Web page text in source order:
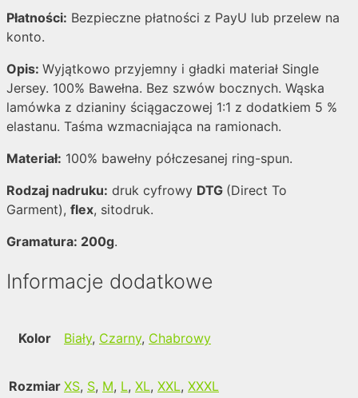
Płatności: Bezpieczne płatności z PayU lub przelew na
konto.
Opis: Wyjątkowo przyjemny i gładki materiał Single
Jersey. 100% Bawełna. Bez szwów bocznych. Wąska
lamówka z dzianiny ściągaczowej 1:1 z dodatkiem 5 %
elastanu. Taśma wzmacniająca na ramionach.
Materiał: 100% bawełny półczesanej ring-spun.
Rodzaj nadruku: druk cyfrowy DTG (Direct To
Garment), flex, sitodruk.
Gramatura: 200g.
Informacje dodatkowe
Kolor Biały, Czarny, Chabrowy
Rozmiar XS, S, M, L, XL, XXL, XXXL